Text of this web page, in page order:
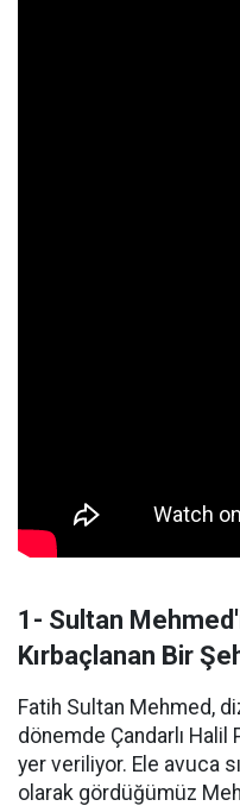
1- Sultan
Kırbaçlanan Bir
Fatih Sultan Mehmed,
dönemde Çandarlı
yer veriliyor. Ele avuca
olarak gördüğümüz